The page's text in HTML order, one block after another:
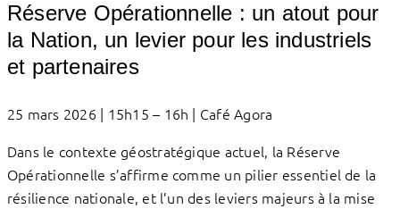
Réserve Opérationnelle : un atout pour
la Nation, un levier pour les industriels
et partenaires
25 mars 2026 | 15h15 – 16h | Café Agora
Dans le contexte géostratégique actuel, la Réserve
Opérationnelle s’affirme comme un pilier essentiel de la
résilience nationale, et l’un des leviers majeurs à la mise